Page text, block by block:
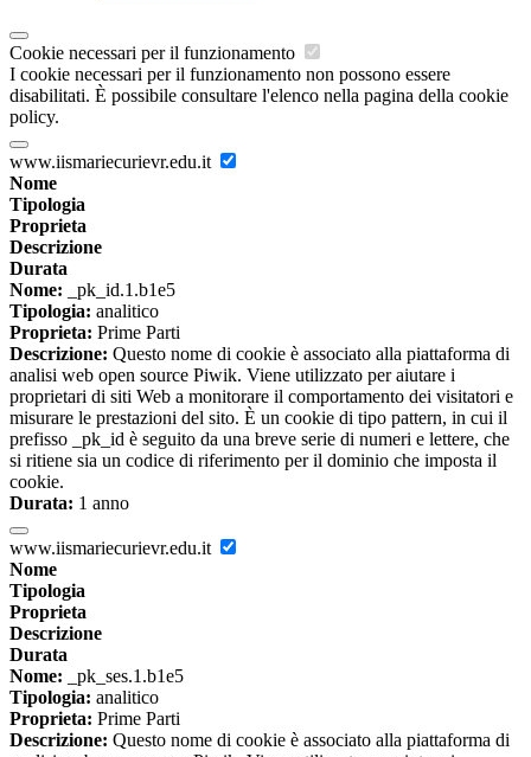
Cookie necessari per il funzionamento
I cookie necessari per il funzionamento non possono essere
disabilitati. È possibile consultare l'elenco nella pagina della cookie
policy.
www.iismariecurievr.edu.it
Nome
Tipologia
Proprieta
Descrizione
Durata
Nome: _pk_id.1.b1e5
Tipologia: analitico
Proprieta: Prime Parti
Descrizione: Questo nome di cookie è associato alla piattaforma di
analisi web open source Piwik. Viene utilizzato per aiutare i
proprietari di siti Web a monitorare il comportamento dei visitatori e
misurare le prestazioni del sito. È un cookie di tipo pattern, in cui il
prefisso _pk_id è seguito da una breve serie di numeri e lettere, che
si ritiene sia un codice di riferimento per il dominio che imposta il
cookie.
Durata: 1 anno
www.iismariecurievr.edu.it
Nome
Tipologia
Proprieta
Descrizione
Durata
Nome: _pk_ses.1.b1e5
Tipologia: analitico
Proprieta: Prime Parti
Descrizione: Questo nome di cookie è associato alla piattaforma di